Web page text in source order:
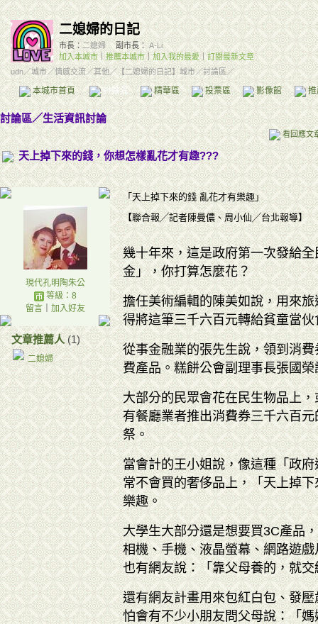
二媳婦的日記
市長：二媳婦 副市長： A-Li
加入本城市｜推薦本城市｜加入我的最愛｜訂閱最新文章
udn／城市／情感交流／其他／【二媳婦的日記】城市／討論區／
本城市首頁 討論區 精華區 投票區 影像館 推
討論區／生活資訊討論
看回應文
天上掉下來的錢，你想怎樣亂花才有趣???
現代孔明陶朱公
等級：8
留言｜ 加入好友
文章推薦人(1)
二媳婦
「天上掉下來的錢 亂花才有樂趣」
【聯合報╱記者陳曼儂、周小仙╱台北報導】
幾十年來，這是政府第一次發給
金」，你打算怎麼花？
擔任美術編輯的陳美如說，用來
得將這筆三千六百元轉給貧童當
從事金融業的張先生說，領到消
費產品。糕餅公會副理事長張國
大部分的民眾會花在民生物品上
有餐廳業者推出消費券三千六百
祭。
當會計的王小姐說，像這種「政
常不會買的奢侈品上，「天上掉
樂趣。
大學生大部分還是想要買3C產品
相機、手機、液晶螢幕、網路遊
也有網友說：「靠父母養的，就
還有網友計畫用來包紅白包、發
怕會有不少小朋友問父母說：「